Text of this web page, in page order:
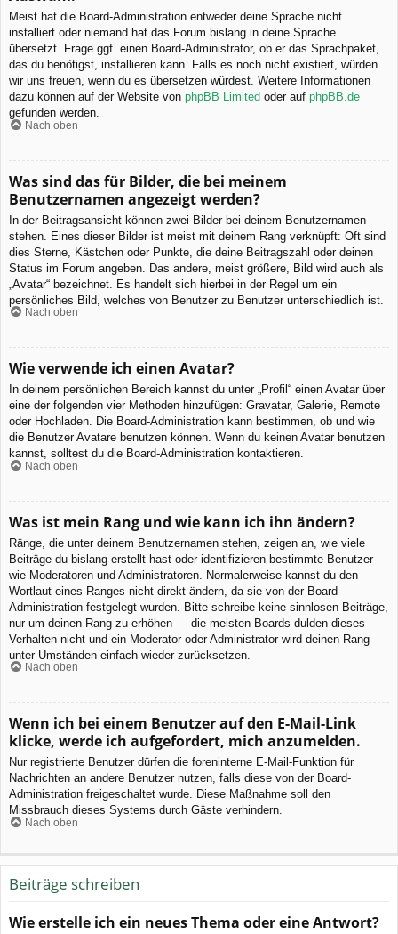
Meist hat die Board-Administration entweder deine Sprache nicht
installiert oder niemand hat das Forum bislang in deine Sprache
übersetzt. Frage ggf. einen Board-Administrator, ob er das Sprachpaket,
das du benötigst, installieren kann. Falls es noch nicht existiert, würden
wir uns freuen, wenn du es übersetzen würdest. Weitere Informationen
dazu können auf der Website von phpBB Limited oder auf phpBB.de
gefunden werden.
Nach oben
Was sind das für Bilder, die bei meinem
Benutzernamen angezeigt werden?
In der Beitragsansicht können zwei Bilder bei deinem Benutzernamen
stehen. Eines dieser Bilder ist meist mit deinem Rang verknüpft: Oft sind
dies Sterne, Kästchen oder Punkte, die deine Beitragszahl oder deinen
Status im Forum angeben. Das andere, meist größere, Bild wird auch als
„Avatar“ bezeichnet. Es handelt sich hierbei in der Regel um ein
persönliches Bild, welches von Benutzer zu Benutzer unterschiedlich ist.
Nach oben
Wie verwende ich einen Avatar?
In deinem persönlichen Bereich kannst du unter „Profil“ einen Avatar über
eine der folgenden vier Methoden hinzufügen: Gravatar, Galerie, Remote
oder Hochladen. Die Board-Administration kann bestimmen, ob und wie
die Benutzer Avatare benutzen können. Wenn du keinen Avatar benutzen
kannst, solltest du die Board-Administration kontaktieren.
Nach oben
Was ist mein Rang und wie kann ich ihn ändern?
Ränge, die unter deinem Benutzernamen stehen, zeigen an, wie viele
Beiträge du bislang erstellt hast oder identifizieren bestimmte Benutzer
wie Moderatoren und Administratoren. Normalerweise kannst du den
Wortlaut eines Ranges nicht direkt ändern, da sie von der Board-
Administration festgelegt wurden. Bitte schreibe keine sinnlosen Beiträge,
nur um deinen Rang zu erhöhen — die meisten Boards dulden dieses
Verhalten nicht und ein Moderator oder Administrator wird deinen Rang
unter Umständen einfach wieder zurücksetzen.
Nach oben
Wenn ich bei einem Benutzer auf den E-Mail-Link
klicke, werde ich aufgefordert, mich anzumelden.
Nur registrierte Benutzer dürfen die foreninterne E-Mail-Funktion für
Nachrichten an andere Benutzer nutzen, falls diese von der Board-
Administration freigeschaltet wurde. Diese Maßnahme soll den
Missbrauch dieses Systems durch Gäste verhindern.
Nach oben
Beiträge schreiben
Wie erstelle ich ein neues Thema oder eine Antwort?